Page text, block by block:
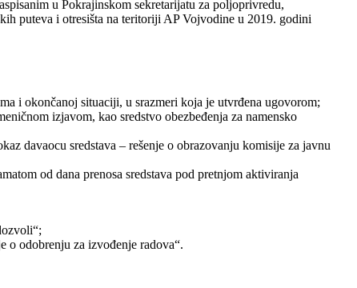
u Pokrajinskom sekretarijatu za poljoprivredu,
puteva i otresišta na teritoriji AP Vojvodine u 2019. godini
i okončanoj situaciji, u srazmeri koja je utvrđena ugovorom;
izjavom, kao sredstvo obezbeđenja za namensko
davaocu sredstava – rešenje o obrazovanju komisije za javnu
od dana prenosa sredstava pod pretnjom aktiviranja
o odobrenju za izvođenje radova“.